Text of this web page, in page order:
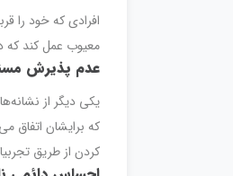
افرادی که خود را
معیوب عمل کند که
عدم پذیرش
یکی دیگر از
که برایشان اتفاق
کردن از طریق